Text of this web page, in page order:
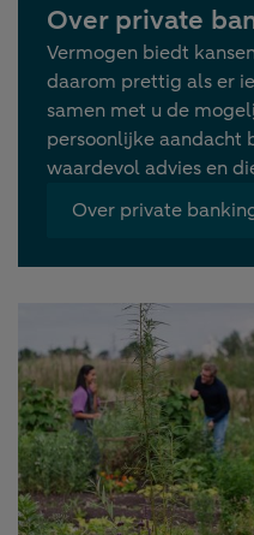
Over private
Vermogen biedt
daarom prettig als er
samen met u de
persoonlijke aandacht
waardevol advies en
Over private